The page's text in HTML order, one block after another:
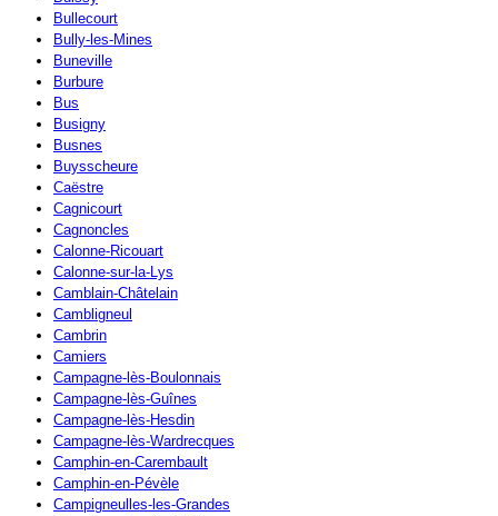
Bullecourt
Bully-les-Mines
Buneville
Burbure
Bus
Busigny
Busnes
Buysscheure
Caëstre
Cagnicourt
Cagnoncles
Calonne-Ricouart
Calonne-sur-la-Lys
Camblain-Châtelain
Cambligneul
Cambrin
Camiers
Campagne-lès-Boulonnais
Campagne-lès-Guînes
Campagne-lès-Hesdin
Campagne-lès-Wardrecques
Camphin-en-Carembault
Camphin-en-Pévèle
Campigneulles-les-Grandes